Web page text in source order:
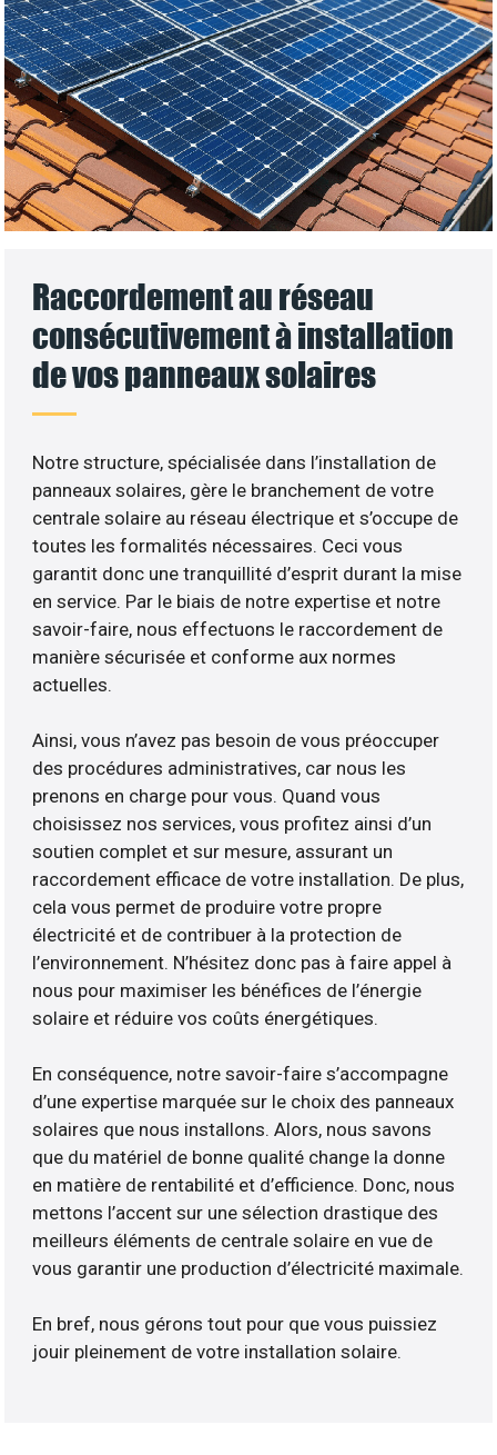
Raccordement au réseau
consécutivement à installation
de vos panneaux solaires
Notre structure, spécialisée dans l’installation de
panneaux solaires, gère le branchement de votre
centrale solaire au réseau électrique et s’occupe de
toutes les formalités nécessaires. Ceci vous
garantit donc une tranquillité d’esprit durant la mise
en service. Par le biais de notre expertise et notre
savoir-faire, nous effectuons le raccordement de
manière sécurisée et conforme aux normes
actuelles.
Ainsi, vous n’avez pas besoin de vous préoccuper
des procédures administratives, car nous les
prenons en charge pour vous. Quand vous
choisissez nos services, vous profitez ainsi d’un
soutien complet et sur mesure, assurant un
raccordement efficace de votre installation. De plus,
cela vous permet de produire votre propre
électricité et de contribuer à la protection de
l’environnement. N’hésitez donc pas à faire appel à
nous pour maximiser les bénéfices de l’énergie
solaire et réduire vos coûts énergétiques.
En conséquence, notre savoir-faire s’accompagne
d’une expertise marquée sur le choix des panneaux
solaires que nous installons. Alors, nous savons
que du matériel de bonne qualité change la donne
en matière de rentabilité et d’efficience. Donc, nous
mettons l’accent sur une sélection drastique des
meilleurs éléments de centrale solaire en vue de
vous garantir une production d’électricité maximale.
En bref, nous gérons tout pour que vous puissiez
jouir pleinement de votre installation solaire.